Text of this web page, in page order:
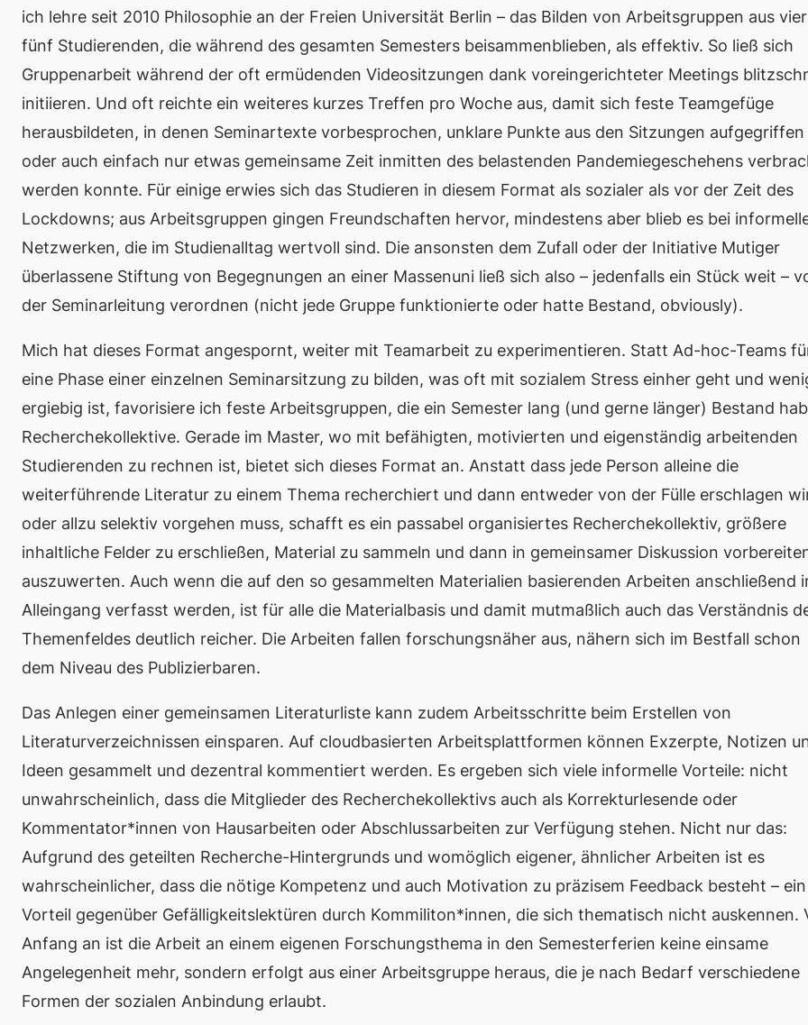
ich lehre seit 2010 Philosophie an der Freien Universität Berlin – das Bilden von Arbeitsgruppen aus
fünf Studierenden, die während des gesamten Semesters beisammenblieben, als effektiv. So ließ sich
Gruppenarbeit während der oft ermüdenden Videositzungen dank voreingerichteter Meetings
initiieren. Und oft reichte ein weiteres kurzes Treffen pro Woche aus, damit sich feste Teamgefüge
herausbildeten, in denen Seminartexte vorbesprochen, unklare Punkte aus den Sitzungen aufgegriffen
oder auch einfach nur etwas gemeinsame Zeit inmitten des belastenden Pandemiegeschehens
werden konnte. Für einige erwies sich das Studieren in diesem Format als sozialer als vor der Zeit des
Lockdowns; aus Arbeitsgruppen gingen Freundschaften hervor, mindestens aber blieb es bei
Netzwerken, die im Studienalltag wertvoll sind. Die ansonsten dem Zufall oder der Initiative Mutiger
überlassene Stiftung von Begegnungen an einer Massenuni ließ sich also – jedenfalls ein Stück weit –
der Seminarleitung verordnen (nicht jede Gruppe funktionierte oder hatte Bestand, obviously).
Mich hat dieses Format angespornt, weiter mit Teamarbeit zu experimentieren. Statt Ad-hoc-Teams
eine Phase einer einzelnen Seminarsitzung zu bilden, was oft mit sozialem Stress einher geht und
ergiebig ist, favorisiere ich feste Arbeitsgruppen, die ein Semester lang (und gerne länger) Bestand
Recherchekollektive. Gerade im Master, wo mit befähigten, motivierten und eigenständig arbeitenden
Studierenden zu rechnen ist, bietet sich dieses Format an. Anstatt dass jede Person alleine die
weiterführende Literatur zu einem Thema recherchiert und dann entweder von der Fülle erschlagen
oder allzu selektiv vorgehen muss, schafft es ein passabel organisiertes Recherchekollektiv, größere
inhaltliche Felder zu erschließen, Material zu sammeln und dann in gemeinsamer Diskussion
auszuwerten. Auch wenn die auf den so gesammelten Materialien basierenden Arbeiten anschließend
Alleingang verfasst werden, ist für alle die Materialbasis und damit mutmaßlich auch das Verständnis
Themenfeldes deutlich reicher. Die Arbeiten fallen forschungsnäher aus, nähern sich im Bestfall schon
dem Niveau des Publizierbaren.
Das Anlegen einer gemeinsamen Literaturliste kann zudem Arbeitsschritte beim Erstellen von
Literaturverzeichnissen einsparen. Auf cloudbasierten Arbeitsplattformen können Exzerpte, Notizen
Ideen gesammelt und dezentral kommentiert werden. Es ergeben sich viele informelle Vorteile: nicht
unwahrscheinlich, dass die Mitglieder des Recherchekollektivs auch als Korrekturlesende oder
Kommentator*innen von Hausarbeiten oder Abschlussarbeiten zur Verfügung stehen. Nicht nur das:
Aufgrund des geteilten Recherche-Hintergrunds und womöglich eigener, ähnlicher Arbeiten ist es
wahrscheinlicher, dass die nötige Kompetenz und auch Motivation zu präzisem Feedback besteht – ein
Vorteil gegenüber Gefälligkeitslektüren durch Kommiliton*innen, die sich thematisch nicht auskennen.
Anfang an ist die Arbeit an einem eigenen Forschungsthema in den Semesterferien keine einsame
Angelegenheit mehr, sondern erfolgt aus einer Arbeitsgruppe heraus, die je nach Bedarf verschiedene
Formen der sozialen Anbindung erlaubt.